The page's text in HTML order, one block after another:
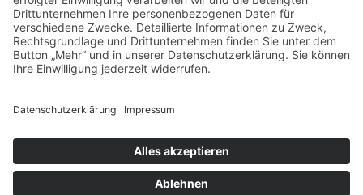
Andreas und Helene Schulz
Telefon: 0173 976 1015